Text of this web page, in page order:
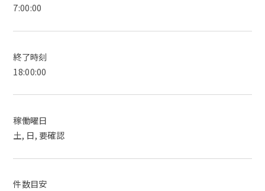
7:00:00
終了時刻
18:00:00
稼働曜日
土, 日, 要確認
件数目安